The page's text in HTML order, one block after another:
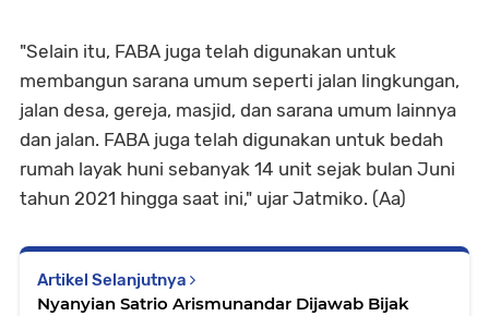
"Selain itu, FABA juga telah digunakan untuk
membangun sarana umum seperti jalan lingkungan,
jalan desa, gereja, masjid, dan sarana umum lainnya
dan jalan. FABA juga telah digunakan untuk bedah
rumah layak huni sebanyak 14 unit sejak bulan Juni
tahun 2021 hingga saat ini," ujar Jatmiko. (Aa)
Artikel Selanjutnya
Nyanyian Satrio Arismunandar Dijawab Bijak